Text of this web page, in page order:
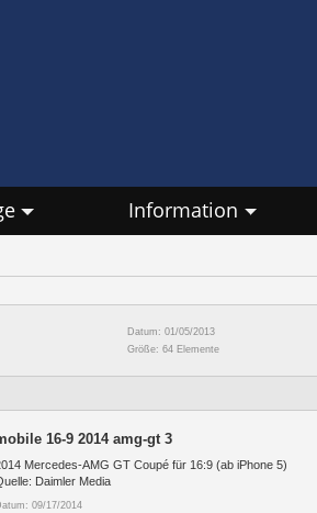
Information
Datum: 01/05/2013
Größe: 64 Elemente
16-9 2014 amg-gt 3
Mercedes-AMG GT Coupé für 16:9 (ab iPhone 5)
Daimler Media
09/17/2014